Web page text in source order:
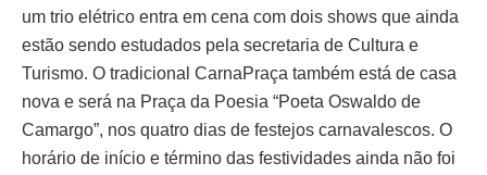
um trio elétrico entra em cena com dois shows que ainda
estão sendo estudados pela secretaria de Cultura e
Turismo. O tradicional CarnaPraça também está de casa
nova e será na Praça da Poesia “Poeta Oswaldo de
Camargo”, nos quatro dias de festejos carnavalescos. O
horário de início e término das festividades ainda não foi